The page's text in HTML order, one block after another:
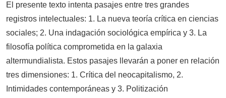
El presente texto intenta pasajes entre tres grandes
registros intelectuales: 1. La nueva teoría crítica en ciencias
sociales; 2. Una indagación sociológica empírica y 3. La
filosofía política comprometida en la galaxia
altermundialista. Estos pasajes llevarán a poner en relación
tres dimensiones: 1. Crítica del neocapitalismo, 2.
Intimidades contemporáneas y 3. Politización